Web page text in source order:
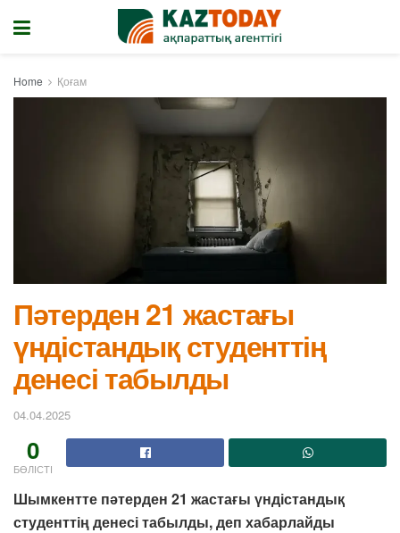
Home Қоғам
Пәтерден 21 жастағы
үндістандық студенттің
денесі табылды
04.04.2025
0
БӨЛІСТІ
Шымкентте пәтерден 21 жастағы үндістандық
студенттің денесі табылды, деп хабарлайды